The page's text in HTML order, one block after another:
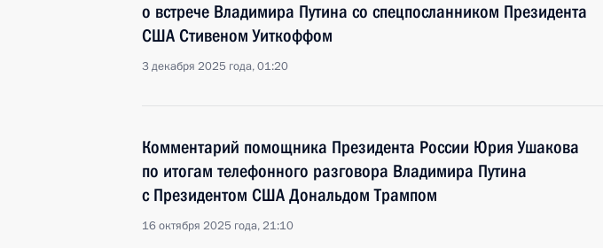
о встрече Владимира Путина со спецпосланником Президента
США Стивеном Уиткоффом
3 декабря 2025 года, 01:20
Комментарий помощника Президента России Юрия Ушакова
по итогам телефонного разговора Владимира Путина
с Президентом США Дональдом Трампом
16 октября 2025 года, 21:10